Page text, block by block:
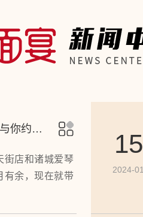
你约
街店和诸城爱琴
有余，现在就带
15
2024-01